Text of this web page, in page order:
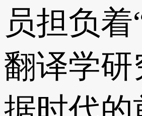
员担负
翻译学